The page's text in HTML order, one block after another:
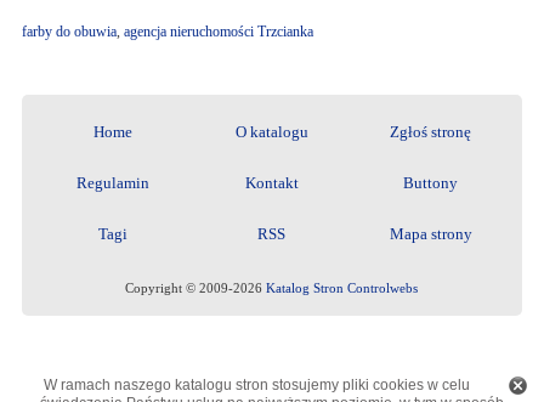
farby do obuwia, agencja nieruchomości Trzcianka
Home O katalogu Zgłoś stronę
Regulamin Kontakt Buttony
Tagi RSS Mapa strony
Copyright © 2009-2026Katalog Stron Controlwebs
W ramach naszego katalogu stron stosujemy pliki cookies w celu